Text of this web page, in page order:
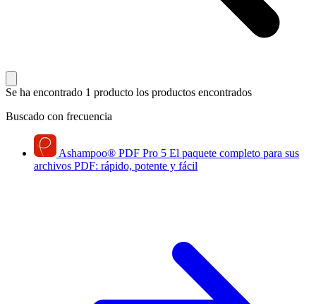
Se ha encontrado 1 producto los productos encontrados
Buscado con frecuencia
Ashampoo® PDF Pro 5 El paquete completo para sus
archivos PDF: rápido, potente y fácil